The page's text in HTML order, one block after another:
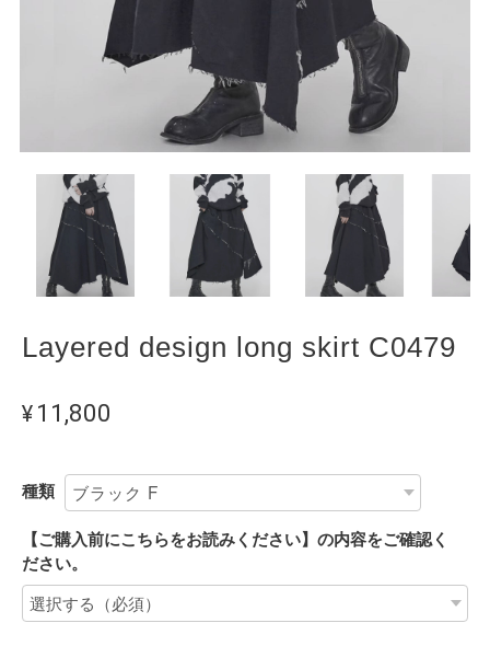
Layered design long skirt C0479
¥11,800
種類
【ご購入前にこちらをお読みください】の内容をご確認く
ださい。